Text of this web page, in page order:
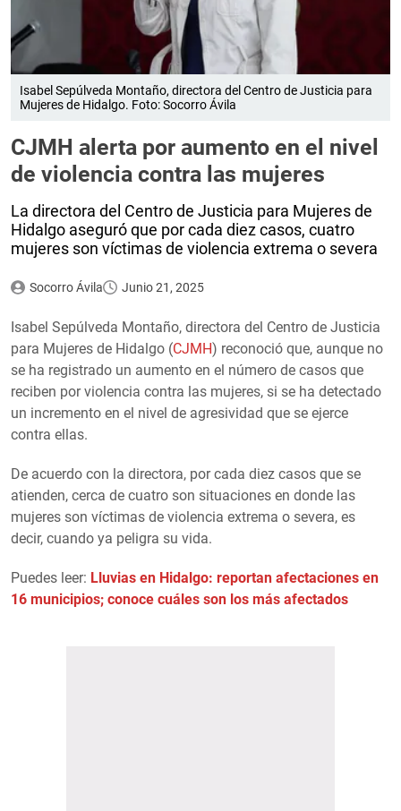
Isabel Sepúlveda Montaño, directora del Centro de Justicia para
Mujeres de Hidalgo. Foto: Socorro Ávila
CJMH alerta por aumento en el nivel
de violencia contra las mujeres
La directora del Centro de Justicia para Mujeres de
Hidalgo aseguró que por cada diez casos, cuatro
mujeres son víctimas de violencia extrema o severa
Socorro Ávila Junio 21, 2025
Isabel Sepúlveda Montaño, directora del Centro de Justicia
para Mujeres de Hidalgo (CJMH) reconoció que, aunque no
se ha registrado un aumento en el número de casos que
reciben por violencia contra las mujeres, si se ha detectado
un incremento en el nivel de agresividad que se ejerce
contra ellas.
De acuerdo con la directora, por cada diez casos que se
atienden, cerca de cuatro son situaciones en donde las
mujeres son víctimas de violencia extrema o severa, es
decir, cuando ya peligra su vida.
Puedes leer: Lluvias en Hidalgo: reportan afectaciones en
16 municipios; conoce cuáles son los más afectados